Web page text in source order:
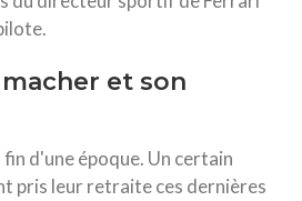
et son
d'une époque. Un certain
pris leur retraite ces dernières